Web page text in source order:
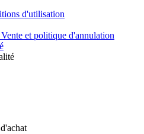
d'utilisation
et politique d'annulation